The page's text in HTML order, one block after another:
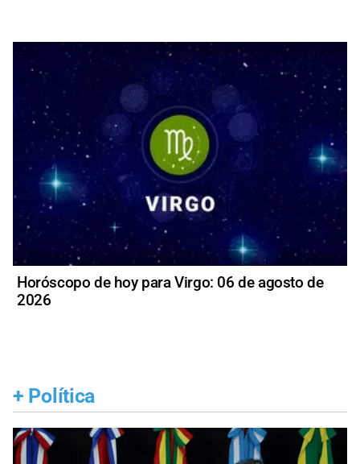
Horóscopo de hoy para Virgo: 06 de agosto de
2026
+ Política